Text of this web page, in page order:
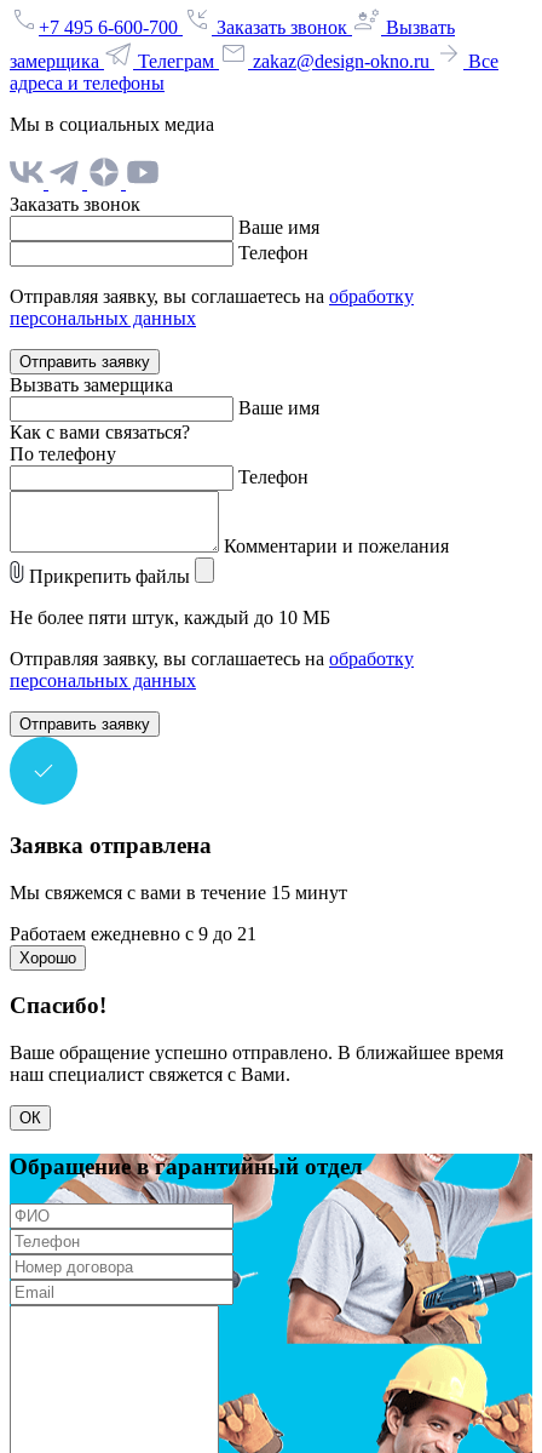
+7 495 6-600-700 Заказать звонок
Вызвать
замерщика
Телеграм zakaz@design-okno.ru
Все
адреса и телефоны
Мы в социальных медиа
Заказать звонок
Ваше имя
Телефон
Отправляя заявку, вы соглашаетесь на обработку
персональных данных
Отправить заявку
Вызвать замерщика
Ваше имя
Как с вами связаться?
По телефону
Телефон
Комментарии и пожелания
Прикрепить файлы
Не более пяти штук, каждый до 10 МБ
Отправляя заявку, вы соглашаетесь на обработку
персональных данных
Отправить заявку
Заявка отправлена
Мы свяжемся с вами в течение 15 минут
Работаем ежедневно с 9 до 21
Хорошо
Спасибо!
Ваше обращение успешно отправлено. В ближайшее время
наш специалист свяжется с Вами.
ОК
Обращение в гарантийный отдел